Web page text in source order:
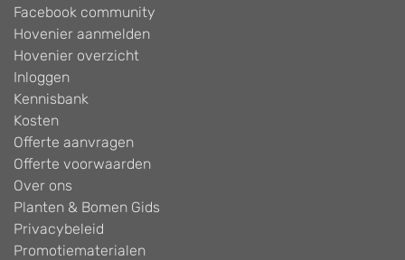
Facebook community
Hovenier aanmelden
Hovenier overzicht
Inloggen
Kennisbank
Kosten
Offerte aanvragen
Offerte voorwaarden
Over ons
Planten & Bomen Gids
Privacybeleid
Promotiematerialen